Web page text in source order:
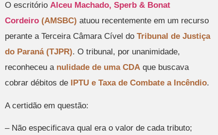
O escritório Alceu Machado, Sperb & Bonat
Cordeiro (AMSBC) atuou recentemente em um recurso
perante a Terceira Câmara Cível do Tribunal de Justiça
do Paraná (TJPR). O tribunal, por unanimidade,
reconheceu a nulidade de uma CDA que buscava
cobrar débitos de IPTU e Taxa de Combate a Incêndio.
A certidão em questão:
– Não especificava qual era o valor de cada tributo;